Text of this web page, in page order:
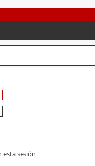
esta sesión